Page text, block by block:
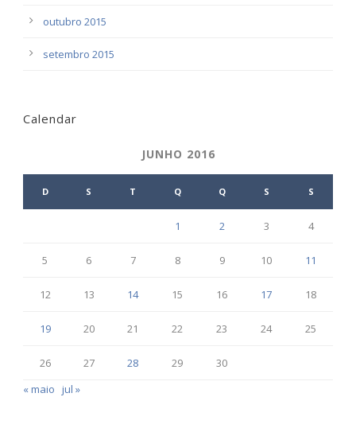
outubro 2015
setembro 2015
Calendar
JUNHO 2016
D S T Q Q S S
1 2 3 4
5 6 7 8 9 10 11
12 13 14 15 16 17 18
19 20 21 22 23 24 25
26 27 28 29
30
« maio jul »